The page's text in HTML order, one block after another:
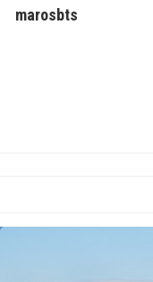
marosbts